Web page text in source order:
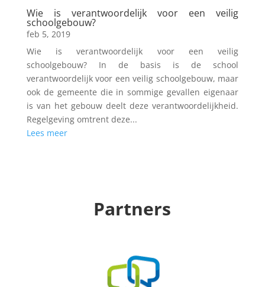
Wie is verantwoordelijk voor een veilig
schoolgebouw?
feb 5, 2019
Wie is verantwoordelijk voor een veilig
schoolgebouw? In de basis is de school
verantwoordelijk voor een veilig schoolgebouw, maar
ook de gemeente die in sommige gevallen eigenaar
is van het gebouw deelt deze verantwoordelijkheid.
Regelgeving omtrent deze...
Lees meer
Partners